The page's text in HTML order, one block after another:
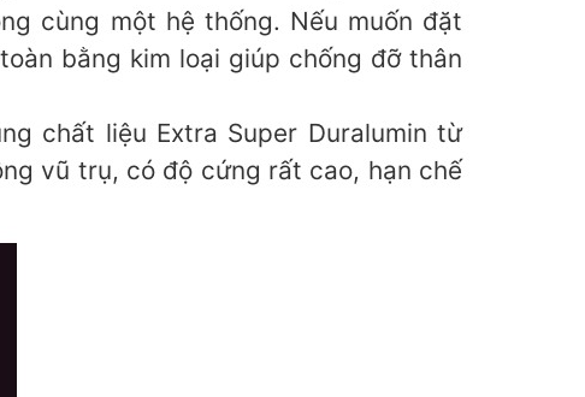
cùng một hệ thống. Nếu muốn đặt
bằng kim loại giúp chống đỡ thân
chất liệu Extra Super Duralumin từ
vũ trụ, có độ cứng rất cao, hạn chế